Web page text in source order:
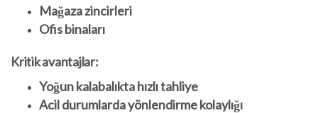
Mağaza zincirleri
Ofis binaları
Kritik avantajlar:
Yoğun kalabalıkta hızlı tahliye
Acil durumlarda yönlendirme kolaylığı